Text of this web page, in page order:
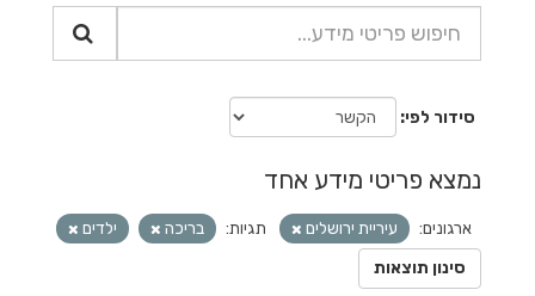
סידור לפי
נמצא פריטי מידע אחד
ארגונים: עיריית ירושלים תגיות: בריכה
ילדים
סינון תוצאות